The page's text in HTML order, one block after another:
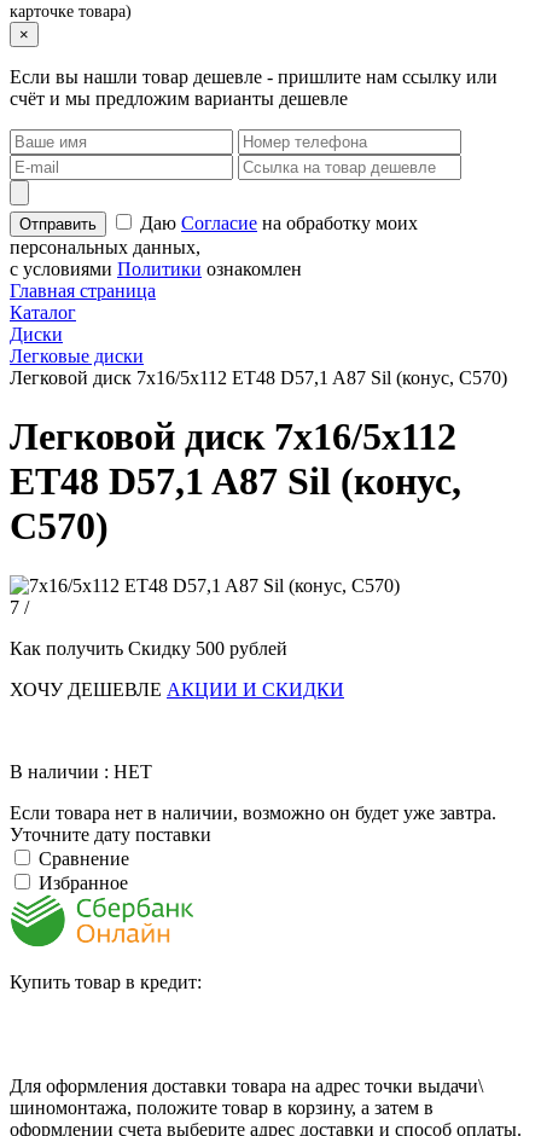
карточке товара)
×
Если вы нашли товар дешевле - пришлите нам ссылку или
счёт и мы предложим варианты дешевле
Даю Согласие на обработку моих
персональных данных,
с условиями Политики ознакомлен
Главная страница
Каталог
Диски
Легковые диски
Легковой диск 7x16/5x112 ET48 D57,1 A87 Sil (конус, C570)
Легковой диск 7x16/5x112
ET48 D57,1 A87 Sil (конус,
C570)
7 /
Как получить Скидку 500 рублей
ХОЧУ ДЕШЕВЛЕ АКЦИИ И СКИДКИ
В наличии : НЕТ
Если товара нет в наличии, возможно он будет уже завтра.
Уточните дату поставки
Сравнение
Избранное
Купить товар в кредит:
Для оформления доставки товара на адрес точки выдачи\
шиномонтажа, положите товар в корзину, а затем в
оформлении счета выберите адрес доставки и способ оплаты.